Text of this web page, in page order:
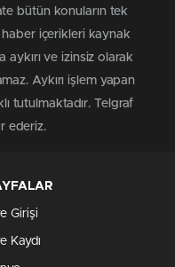
bütün konuların tek
içerikleri kaynak
aykırı ve izinsiz olarak
Aykırı işlem yapan
tutulmaktadır. Telgraf
ederiz.
Girişi
Kaydı